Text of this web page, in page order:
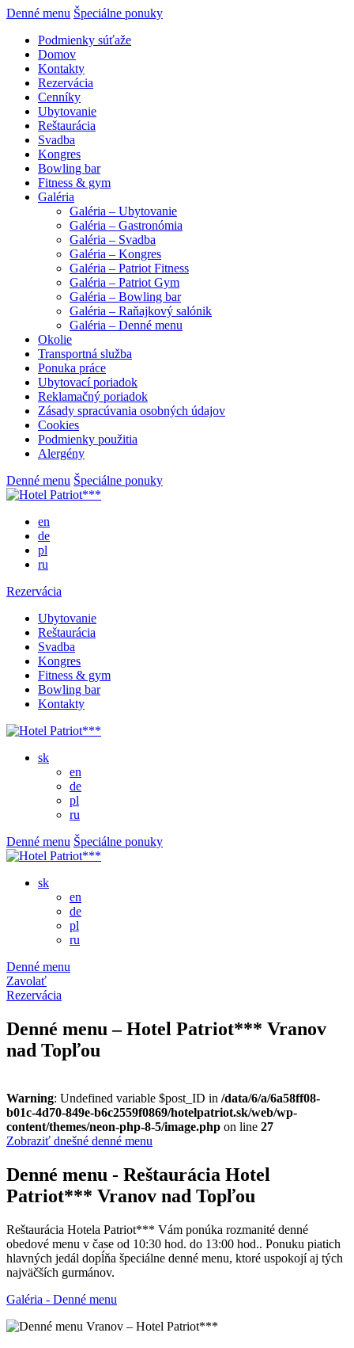
Denné menu Špeciálne ponuky
Podmienky súťaže
Domov
Kontakty
Rezervácia
Cenníky
Ubytovanie
Reštaurácia
Svadba
Kongres
Bowling bar
Fitness & gym
Galéria
Galéria – Ubytovanie
Galéria – Gastronómia
Galéria – Svadba
Galéria – Kongres
Galéria – Patriot Fitness
Galéria – Patriot Gym
Galéria – Bowling bar
Galéria – Raňajkový salónik
Galéria – Denné menu
Okolie
Transportná služba
Ponuka práce
Ubytovací poriadok
Reklamačný poriadok
Zásady spracúvania osobných údajov
Cookies
Podmienky použitia
Alergény
Denné menu Špeciálne ponuky
en
de
pl
ru
Rezervácia
Ubytovanie
Reštaurácia
Svadba
Kongres
Fitness & gym
Bowling bar
Kontakty
sk
en
de
pl
ru
Denné menu Špeciálne ponuky
sk
en
de
pl
ru
Denné menu
Zavolať
Rezervácia
Denné menu – Hotel Patriot*** Vranov
nad Topľou
Warning: Undefined variable $post_ID in /data/6/a/6a58ff08-
b01c-4d70-849e-b6c2559f0869/hotelpatriot.sk/web/wp-
content/themes/neon-php-8-5/image.php on line 27
Zobraziť dnešné denné menu
Denné menu - Reštaurácia Hotel
Patriot*** Vranov nad Topľou
Reštaurácia Hotela Patriot*** Vám ponúka rozmanité denné
obedové menu v čase od 10:30 hod. do 13:00 hod.. Ponuku piatich
hlavných jedál dopĺňa špeciálne denné menu, ktoré uspokojí aj tých
najväčších gurmánov.
Galéria - Denné menu